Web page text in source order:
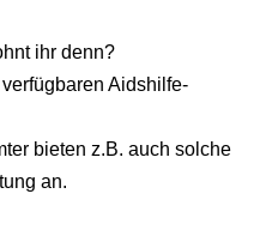
ihr denn?
Aidshilfe-
bieten z.B. auch solche
an.